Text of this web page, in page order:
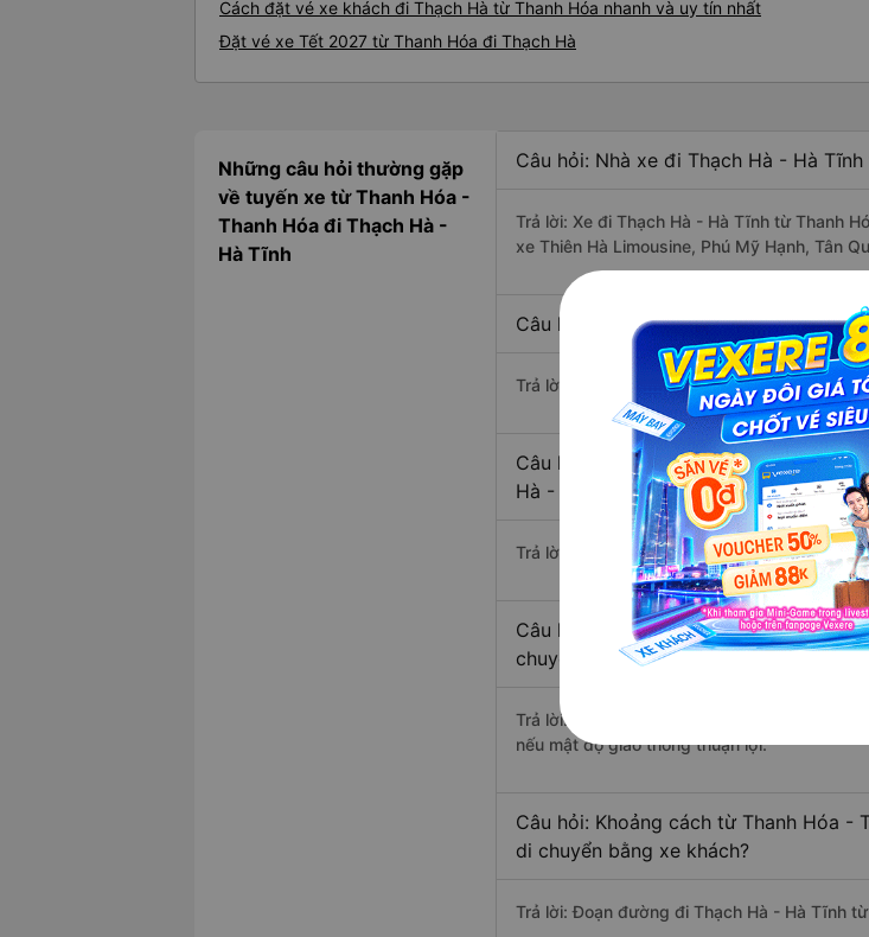
Cách đặt vé xe khách đi Thạch Hà từ Thanh Hóa nhanh và uy tín nhất
Đặt vé xe Tết 2027 từ Thanh Hóa đi Thạch Hà
Những câu hỏi thường gặp
về tuyến xe từ Thanh Hóa -
Thanh Hóa đi Thạch Hà -
Hà Tĩnh
Câu hỏi: Nhà xe đi Thạch Hà - Hà
Trả lời: Xe đi Thạch Hà - Hà Tĩnh từ Thanh
xe Thiên Hà Limousine, Phú Mỹ Hạnh, Tân
Câu hỏi: Xe nào đi Thạch Hà - Hà
Trả lời: Vé xe rẻ nhất có mức giá là 450.000
Câu hỏi: Có bao nhiêu nhà xe đang
Hà - Hà Tĩnh ?
Trả lời: Hiện tại có 4 nhà xe khai thác tuyến
Câu hỏi: Từ Thanh Hóa - Thanh Hóa
chuyển bằng xe khách?
Trả lời: Thời gian di chuyển bằng xe khách
nếu mật độ giao thông thuận lợi.
Câu hỏi: Khoảng cách từ Thanh Hóa -
di chuyển bằng xe khách?
Trả lời: Đoạn đường đi Thạch Hà - Hà Tĩnh